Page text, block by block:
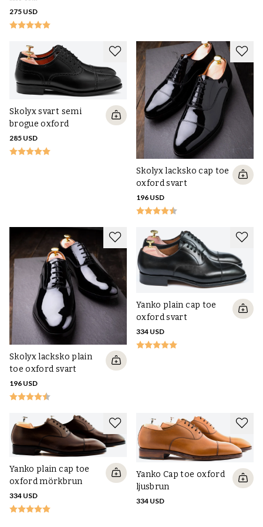
275 USD
Skolyx svart semi
brogue oxford
285 USD
Skolyx lacksko cap toe
oxford svart
196 USD
Skolyx lacksko plain
toe oxford svart
196 USD
Yanko plain cap toe
oxford svart
334 USD
Yanko plain cap toe
oxford mörkbrun
334 USD
Yanko Cap toe oxford
ljusbrun
334 USD